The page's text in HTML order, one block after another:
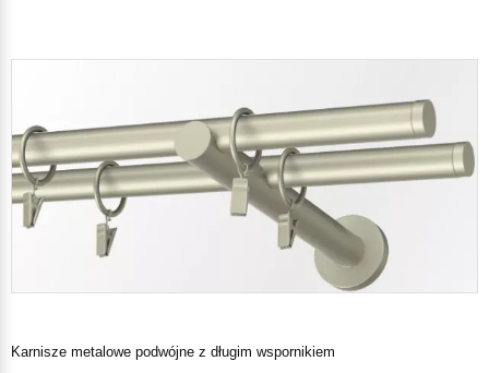
Karnisze metalowe podwójne z długim wspornikiem